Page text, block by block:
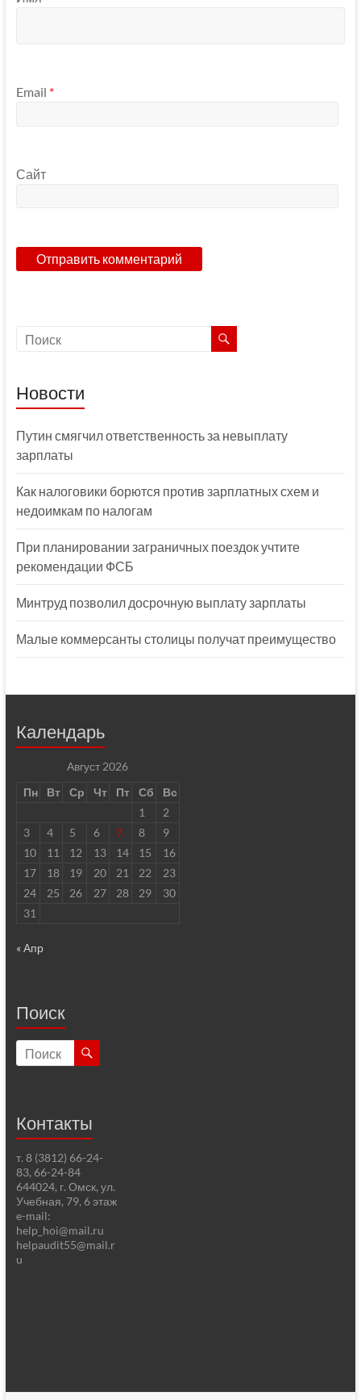
Email *
Сайт
Новости
Путин смягчил ответственность за невыплату
зарплаты
Как налоговики борются против зарплатных схем и
недоимкам по налогам
При планировании заграничных поездок учтите
рекомендации ФСБ
Минтруд позволил досрочную выплату зарплаты
Малые коммерсанты столицы получат преимущество
Календарь
Август 2026
Пн
Вт Ср Чт Пт Сб
Вс
1
2
3
4 5 6 7 8
9
10
11 12 13 14 15
16
17
18 19 20 21 22
23
24
25 26 27 28 29
30
31
« Апр
Поиск
Контакты
т. 8 (3812) 66-24-
83, 66-24-84
644024, г. Омск, ул.
Учебная, 79, 6 этаж
e-mail:
help_hoi@mail.ru
helpaudit55@mail.r
u